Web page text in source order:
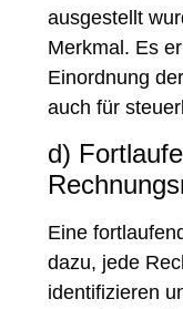
ausgestellt
Merkmal. Es
Einordnung
auch für
d)
Eine
dazu, jede
identifizieren